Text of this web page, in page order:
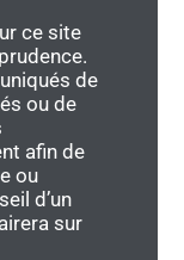
ce site
de
ou de
afin de
ou
d’un
sur